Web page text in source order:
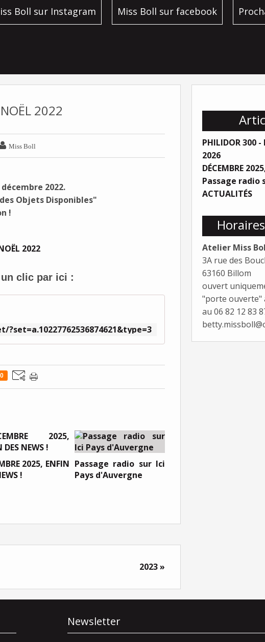
Boll sur Instagram Miss Boll sur facebook
2026
DÉCEMBRE
Passage radio
ACTUALITÉS
Atelier Miss
3A rue des
63160 Billom
ouvert
"porte ouverte"
au 06 82 12 83
2022
Miss Boll
2022.
Objets Disponibles"
!
clic par ici :
0
2025, ENFIN
!
Passage radio sur Ici
Pays d'Auvergne
2023 »
Newsletter